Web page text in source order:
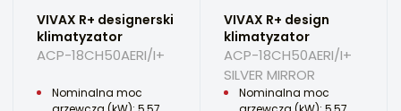
VIVAX R+ designerski
klimatyzator
ACP-18CH50AERI/I+
Nominalna moc
VIVAX R+ design
klimatyzator
ACP-18CH50AERI/I+
SILVER MIRROR
Nominalna moc